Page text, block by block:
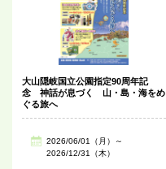
大山隠岐国立公園指定90周年記
念 神話が息づく 山・島・海をめ
ぐる旅へ
2026/06/01（月）～
2026/12/31（木）